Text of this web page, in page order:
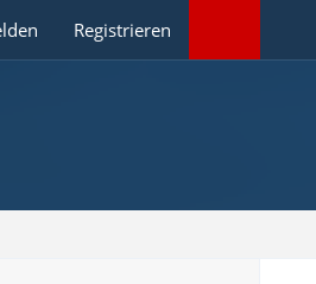
Registrieren